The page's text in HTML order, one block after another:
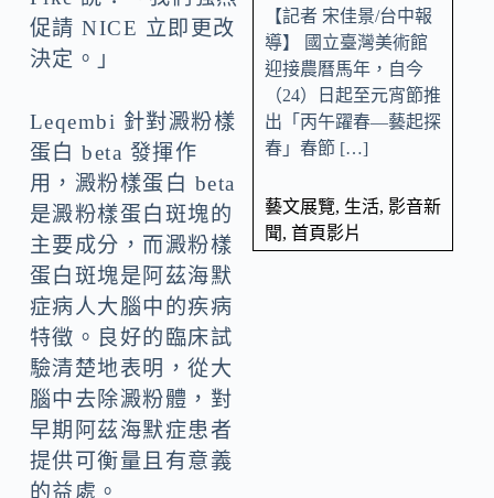
促請 NICE 立即更改
決定。」
Leqembi 針對澱粉樣
蛋白 beta 發揮作
用，澱粉樣蛋白 beta
是澱粉樣蛋白斑塊的
主要成分，而澱粉樣
蛋白斑塊是阿茲海默
症病人大腦中的疾病
特徵。良好的臨床試
驗清楚地表明，從大
腦中去除澱粉體，對
早期阿茲海默症患者
提供可衡量且有意義
的益處。
【記者 宋佳景/台中報
導】 國立臺灣美術館
迎接農曆馬年，自今
（24）日起至元宵節推
出「丙午躍春—藝起探
春」春節 […]
藝文展覽, 生活, 影音新
聞, 首頁影片